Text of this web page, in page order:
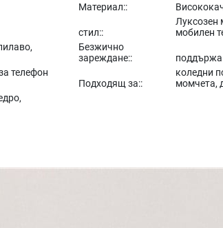
Материал::
стил::
Луксозен
мобилен
Безжично
зареждане::
поддържа
телефон
Подходящ за::
коледни
момчета,